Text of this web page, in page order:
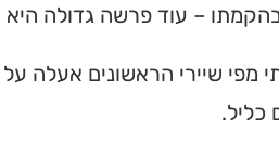
– עוד פרשה גדולה היא
שיירי הראשונים אעלה על
כליל.